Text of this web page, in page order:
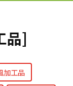
品]
加工品